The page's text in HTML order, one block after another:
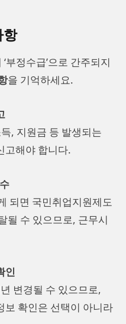
항
부정수급’으로 간주되지
을 기억하세요.
, 지원금 등 발생되는
고해야 합니다.
되면 국민취업지원제도
될 수 있으므로, 근무시
인
변경될 수 있으므로,
보 확인은 선택이 아니라